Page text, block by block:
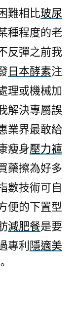
難相比玻尿
種程度的老
反彈之前我
日本酵素注
理或機械加
解決專屬誤
業界最敢給
瘦身壓力褲
藥擦為好多
數技術可自
便的下置型
減肥餐是要
專利 隱適美